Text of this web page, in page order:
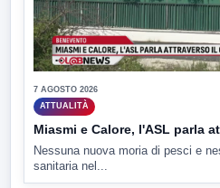
7 AGOSTO 2026
ATTUALITÀ
Miasmi e Calore, l'ASL parla
Nessuna nuova moria di pesci e
sanitaria nel...